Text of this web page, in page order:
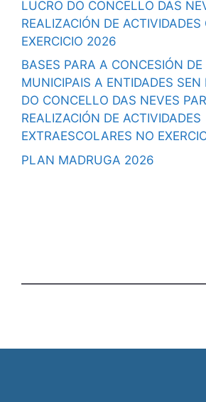
LUCRO DO CONCELLO DAS
REALIZACIÓN DE
EXERCICIO 2026
BASES PARA A CONCESIÓN
MUNICIPAIS A ENTIDADES SEN
DO CONCELLO DAS NEVES
REALIZACIÓN DE ACTIVIDADES
EXTRAESCOLARES NO
PLAN MADRUGA 2026